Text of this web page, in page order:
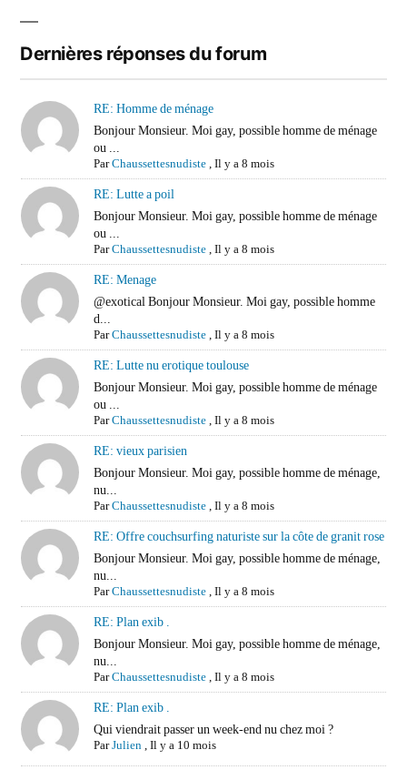
Dernières réponses du forum
RE: Homme de ménage
Bonjour Monsieur. Moi gay, possible homme de ménage
ou ...
ParChaussettesnudiste,Il y a 8 mois
RE: Lutte a poil
Bonjour Monsieur. Moi gay, possible homme de ménage
ou ...
ParChaussettesnudiste,Il y a 8 mois
RE: Menage
@exotical Bonjour Monsieur. Moi gay, possible homme
d...
ParChaussettesnudiste,Il y a 8 mois
RE: Lutte nu erotique toulouse
Bonjour Monsieur. Moi gay, possible homme de ménage
ou ...
ParChaussettesnudiste,Il y a 8 mois
RE: vieux parisien
Bonjour Monsieur. Moi gay, possible homme de ménage,
nu...
ParChaussettesnudiste,Il y a 8 mois
RE: Offre couchsurfing naturiste sur la côte de granit rose
Bonjour Monsieur. Moi gay, possible homme de ménage,
nu...
ParChaussettesnudiste,Il y a 8 mois
RE: Plan exib .
Bonjour Monsieur. Moi gay, possible homme de ménage,
nu...
ParChaussettesnudiste,Il y a 8 mois
RE: Plan exib .
Qui viendrait passer un week-end nu chez moi ?
ParJulien,Il y a 10 mois